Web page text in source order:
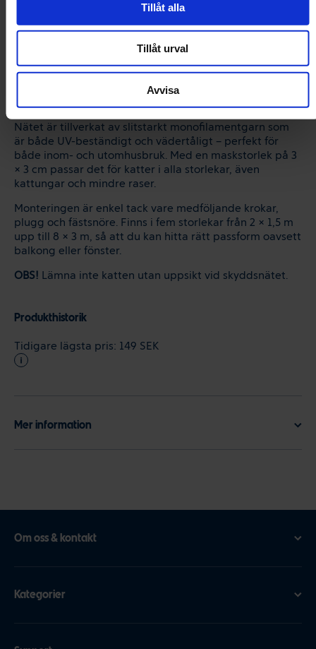
Tillåt alla
Tillåt urval
Avvisa
Produktbeskrivning
Trixie Cat Protect Kattnät Transparent är ett skyddsnät
vid öppna fönster utan risk att falla eller smita ut. Det
transparenta utförandet gör att nätet smälter in diskret
i omgivningen utan att störa utsikten.
Nätet är tillverkat av slitstarkt monofilamentgarn som
är både UV-beständigt och vädertåligt – perfekt för
både inom- och utomhusbruk. Med en maskstorlek på 3
× 3 cm passar det för katter i alla storlekar, även
kattungar och mindre raser.
Monteringen är enkel tack vare medföljande krokar,
plugg och fästsnöre. Finns i fem storlekar från 2 × 1,5 m
upp till 8 × 3 m, så att du kan hitta rätt passform oavsett
balkong eller fönster.
OBS! Lämna inte katten utan uppsikt vid skyddsnätet.
Produkthistorik
Tidigare lägsta pris: 149 SEK
Mer information
Om oss & kontakt
Kategorier